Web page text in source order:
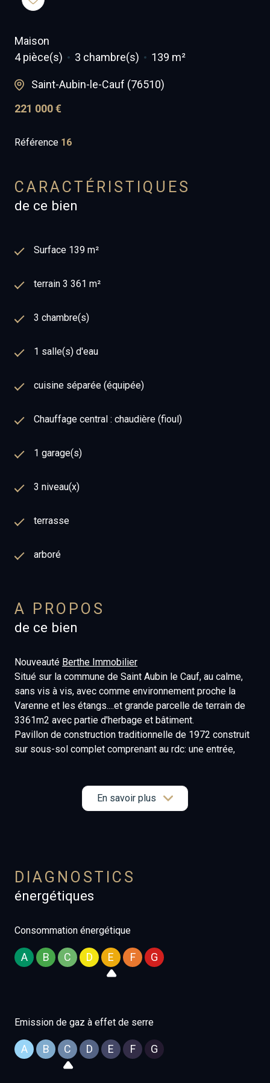
Maison
4 pièce(s)
3 chambre(s) 139 m²
Saint-Aubin-le-Cauf (76510)
221 000 €
Référence 16
CARACTÉRISTIQUES
de ce bien
Surface 139 m²
terrain 3 361 m²
3 chambre(s)
1 salle(s) d'eau
cuisine séparée (équipée)
Chauffage central : chaudière (fioul)
1 garage(s)
3 niveau(x)
terrasse
arboré
A PROPOS
de ce bien
Nouveauté Berthe Immobilier
Situé sur la commune de Saint Aubin le Cauf, au calme,
sans vis à vis, avec comme environnement proche la
Varenne et les étangs....et grande parcelle de terrain de
3361m2 avec partie d'herbage et bâtiment.
Pavillon de construction traditionnelle de 1972 construit
sur sous-sol complet comprenant au rdc: une entrée,
Grenier partiellement aménagé avec accès par escalier
escamotable comprenant : une grande pièce palière, 2
En savoir plus
DIAGNOSTICS
énergétiques
Consommation énergétique
A B C D E F G
Emission de gaz à effet de serre
A B C D E F G